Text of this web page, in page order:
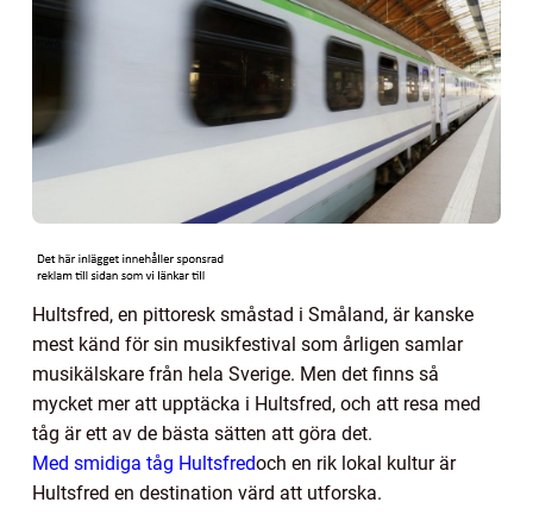
Hultsfred, en pittoresk småstad i Småland, är kanske
mest känd för sin musikfestival som årligen samlar
musikälskare från hela Sverige. Men det finns så
mycket mer att upptäcka i Hultsfred, och att resa med
tåg är ett av de bästa sätten att göra det.
Med smidiga tåg Hultsfredoch en rik lokal kultur är
Hultsfred en destination värd att utforska.